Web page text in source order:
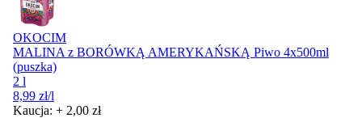
OKOCIM
MALINA z BORÓWKĄ AMERYKAŃSKĄ Piwo 4x500ml
(puszka)
2 l
8,99 zł/l
Kaucja: + 2,00 zł